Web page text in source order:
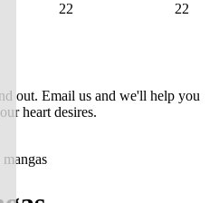
22 22
out. Email us and we'll help you
heart desires.